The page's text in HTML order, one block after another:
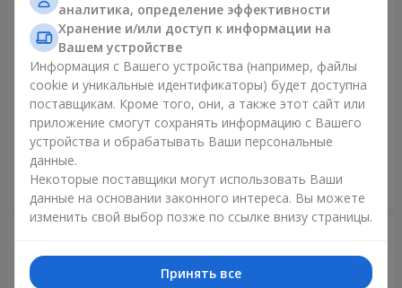
Цветы в коробке "Счастья
не избежать"
1 599 грн
Заказать
Букет из 11 красных роз
1 364 грн
Заказать
аналитика, определение эффективности
Хранение и/или доступ к информации на
Вашем устройстве
Информация с Вашего устройства (например, файлы
cookie и уникальные идентификаторы) будет доступна
поставщикам. Кроме того, они, а также этот сайт или
приложение смогут сохранять информацию с Вашего
устройства и обрабатывать Ваши персональные
данные.
Некоторые поставщики могут использовать Ваши
данные на основании законного интереса. Вы можете
изменить свой выбор позже по ссылке внизу страницы.
Принять все